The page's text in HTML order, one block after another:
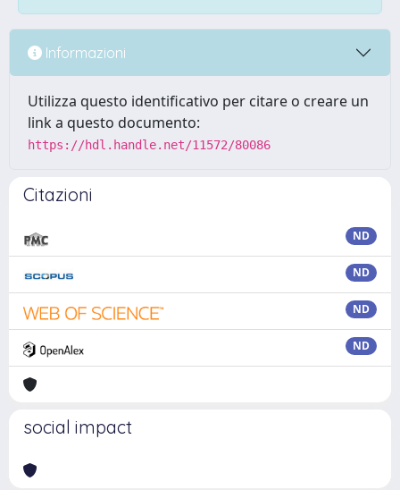
Informazioni
Utilizza questo identificativo per citare o creare un
link a questo documento:
https://hdl.handle.net/11572/80086
Citazioni
ND
ND
ND
ND
social impact